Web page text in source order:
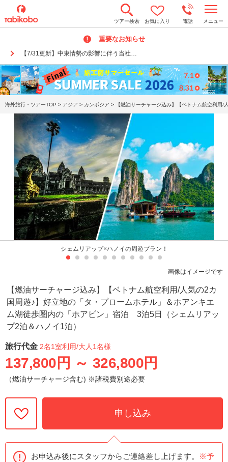
ツアー検索 お気に入り 電話 メニュー
重要なお知らせ
【7/31更新】中東情勢の影響に伴う当社…
o
n
a
v
i
g
a
t
海外旅行・ツアーTOP > アジア > カンボジア > 【燃油サーチャージ込み】【ベトナム航空利
シェムリアップ×ハノイの周遊プラン！
画像はイメージです
【燃油サーチャージ込み】【ベトナム航空利用/人気の2カ
国周遊♪】好立地の「タ・プロームホテル」＆ホアンキエ
ム湖徒歩圏内の「ホアビン」宿泊 3泊5日（シェムリアッ
プ2泊＆ハノイ1泊）
旅行代金 2名1室利用/大人1名様
137,800円 ～ 326,800円
（燃油サーチャージ含む) ※諸税費別途必要
申し込み
お申込み後にスタッフからご連絡差し上げます。
※予